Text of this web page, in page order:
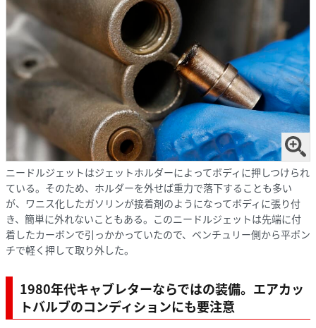
ニードルジェットはジェットホルダーによってボディに押しつけられ
ている。そのため、ホルダーを外せば重力で落下することも多い
が、ワニス化したガソリンが接着剤のようになってボディに張り付
き、簡単に外れないこともある。このニードルジェットは先端に付
着したカーボンで引っかかっていたので、ベンチュリー側から平ポン
チで軽く押して取り外した。
1980年代キャブレターならではの装備。エアカッ
トバルブのコンディションにも要注意